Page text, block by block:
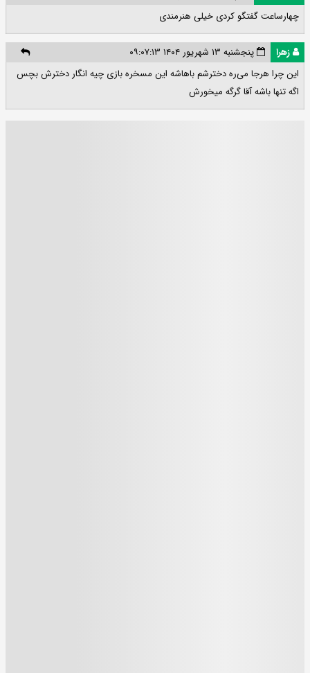
چهارساعت گفتگو کردی خیلی هنرمندی
زهرا
پنجشنبه ۱۳ شهریور ۱۴۰۴ ۰۹:۰۷:۱۳
این چرا هرجا می‌ره دخترشم باهاشه این مسخره بازی چیه انگار دخترش بچس
اگه تنها باشه آقا گرگه میخورش